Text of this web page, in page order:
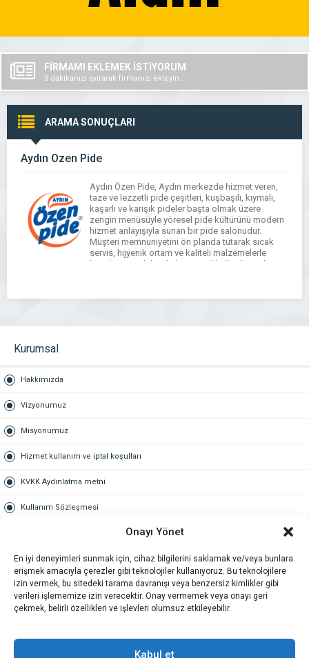
Onayı Yönet
En iyi deneyimleri sunmak için, cihaz bilgilerini saklamak ve/veya bunlara
erişmek amacıyla çerezler gibi teknolojiler kullanıyoruz. Bu teknolojilere
izin vermek, bu sitedeki tarama davranışı veya benzersiz kimlikler gibi
verileri işlememize izin verecektir. Onay vermemek veya onayı geri
çekmek, belirli özellikleri ve işlevleri olumsuz etkileyebilir.
Kabul et
FİRMAMI EKLEMEK İSTİYORUM
5 dakikanızı ayırarak firmanızı ekleyin..
ARAMA SONUÇLARI
Aydın Özen Pide
Aydın Özen Pide, Aydın merkezde hizmet veren,
taze ve lezzetli pide çeşitleri, kuşbaşılı, kıymalı,
kaşarlı ve karışık pideler başta olmak üzere
zengin menüsüyle yöresel pide kültürünü modern
hizmet anlayışıyla sunan bir pide salonudur.
Müşteri memnuniyetini ön planda tutarak sıcak
servis, hijyenik ortam ve kaliteli malzemelerle
hazırlanan pideleriyle hem yerel halkın hem de
Kurumsal
Hakkımızda
Vizyonumuz
Misyonumuz
Hizmet kullanım ve iptal koşulları
KVKK Aydınlatma metni
Kullanım Sözleşmesi
Gold üyelik nedir
Kariyer